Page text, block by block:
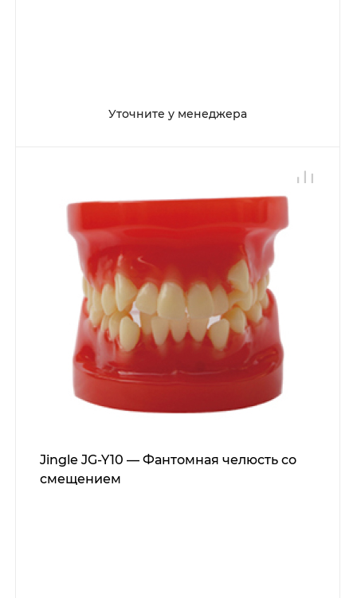
Уточните у менеджера
Jingle JG-Y10 — Фантомная челюсть со
смещением